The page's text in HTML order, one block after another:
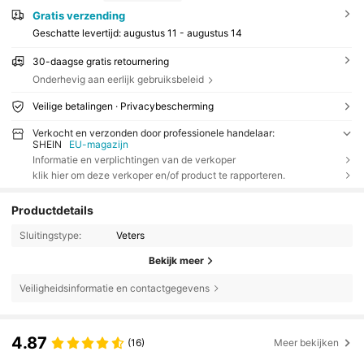
Gratis verzending
Geschatte levertijd: augustus 11 - augustus 14
30-daagse gratis retournering
Onderhevig aan eerlijk gebruiksbeleid
Veilige betalingen · Privacybescherming
Verkocht en verzonden door professionele handelaar:
SHEIN
EU-magazijn
Informatie en verplichtingen van de verkoper
klik hier om deze verkoper en/of product te rapporteren.
Productdetails
Sluitingstype: Veters
Bekijk meer
Veiligheidsinformatie en contactgegevens
4.87 (16) Meer bekijken